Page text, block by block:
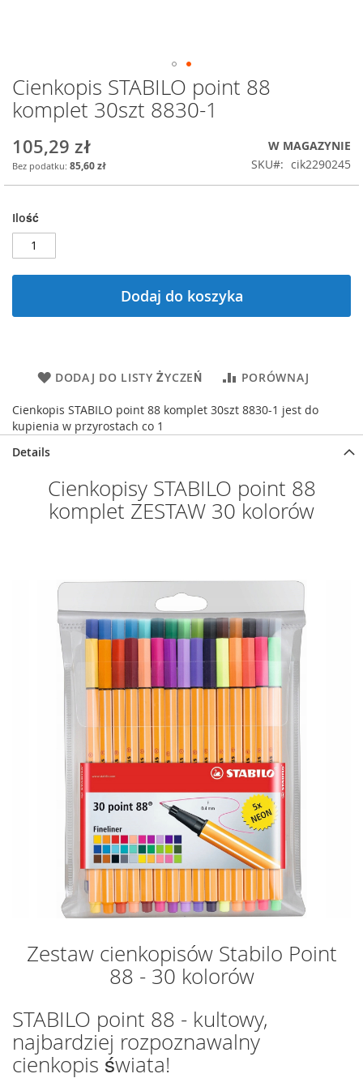
Przejdź
na
początek
Cienkopis STABILO point 88
komplet 30szt 8830-1
105,29 zł
85,60 zł
W MAGAZYNIE
SKU
cik2290245
Ilość
Dodaj do koszyka
DODAJ DO LISTY ŻYCZEŃ PORÓWNAJ
Cienkopis STABILO point 88 komplet 30szt 8830-1 jest do
kupienia w przyrostach co 1
Details
Cienkopisy STABILO point 88
komplet ZESTAW 30 kolorów
Zestaw cienkopisów Stabilo Point
88 - 30 kolorów
STABILO point 88 - kultowy,
najbardziej rozpoznawalny
cienkopis świata!